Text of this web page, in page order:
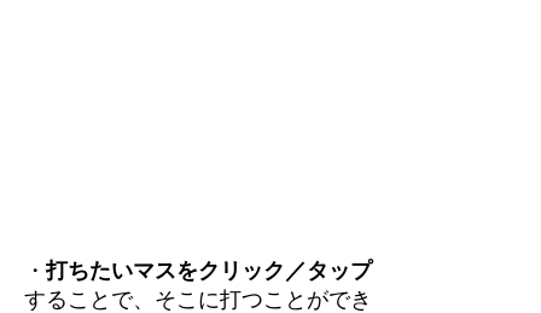
・打ちたいマスをクリック／タップ
することで、そこに打つことができ